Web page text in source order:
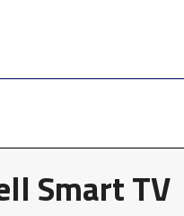
Smart TV